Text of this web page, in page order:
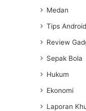
Medan
Tips
Review
Sepak Bola
Hukum
Ekonomi
Laporan